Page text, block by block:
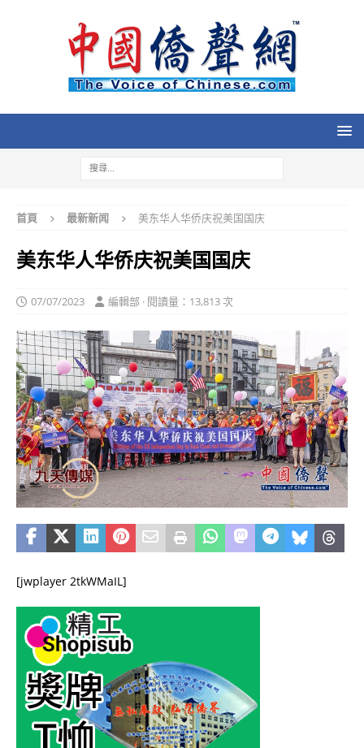
首頁 最新新闻 美东华人华侨庆祝美国国庆
美东华人华侨庆祝美国国庆
07/07/2023 編輯部 · 閱讀量：13,813 次
[jwplayer 2tkWMaIL]